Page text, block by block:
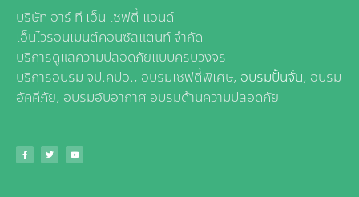
บริษัท อาร์ ที เอ็น เซฟตี้ แอนด์
เอ็นไวรอนเมนต์คอนซัลแตนท์ จำกัด
บริการดูแลความปลอดภัยแบบครบวงจร
บริการอบรม จป.คปอ., อบรมเซฟตี้พิเศษ, อบรมปั้นจั่น, อบรม
อัคคีภัย, อบรมอับอากาศ อบรมด้านความปลอดภัย